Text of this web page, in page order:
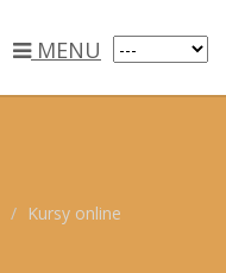
MENU
Kursy online